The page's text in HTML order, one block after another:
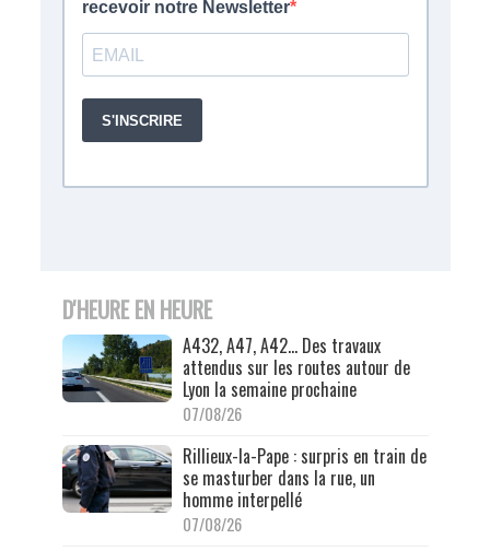
D'HEURE EN HEURE
A432, A47, A42… Des travaux
attendus sur les routes autour de
Lyon la semaine prochaine
07/08/26
Rillieux-la-Pape : surpris en train de
se masturber dans la rue, un
homme interpellé
07/08/26